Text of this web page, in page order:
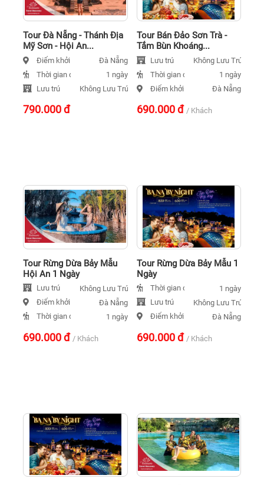
Tour Đà Nẵng - Thánh Địa
Mỹ Sơn - Hội An...
Điểm khởi hành
Đà Nẵng
Thời gian đi
1 ngày
Lưu trú
Không Lưu Trú
790.000đ
Tour Bán Đảo Sơn Trà -
Tắm Bùn Khoáng...
Lưu trú
Không Lưu Trú
Thời gian đi
1 ngày
Điểm khởi hành
Đà Nẵng
690.000đ / Khách
Tour Rừng Dừa Bảy Mẫu
Hội An 1 Ngày
Lưu trú
Không Lưu Trú
Điểm khởi hành
Đà Nẵng
Thời gian đi
1 ngày
690.000đ / Khách
Tour Rừng Dừa Bảy Mẫu 1
Ngày
Thời gian đi
1 ngày
Lưu trú
Không Lưu Trú
Điểm khởi hành
Đà Nẵng
690.000đ / Khách